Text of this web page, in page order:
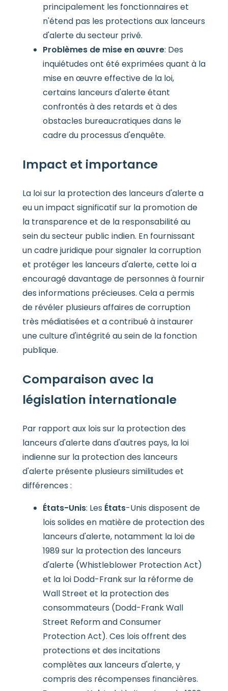
principalement les fonctionnaires et
n'étend pas les protections aux lanceurs
d'alerte du secteur privé.
Problèmes de mise en œuvre: Des
inquiétudes ont été exprimées quant à la
mise en œuvre effective de la loi,
certains lanceurs d'alerte étant
confrontés à des retards et à des
obstacles bureaucratiques dans le
cadre du processus d'enquête.
Impact et importance
La loi sur la protection des lanceurs d'alerte a
eu un impact significatif sur la promotion de
la transparence et de la responsabilité au
sein du secteur public indien. En fournissant
un cadre juridique pour signaler la corruption
et protéger les lanceurs d'alerte, cette loi a
encouragé davantage de personnes à fournir
des informations précieuses. Cela a permis
de révéler plusieurs affaires de corruption
très médiatisées et a contribué à instaurer
une culture d'intégrité au sein de la fonction
publique.
Comparaison avec la
législation internationale
Par rapport aux lois sur la protection des
lanceurs d'alerte dans d'autres pays, la loi
indienne sur la protection des lanceurs
d'alerte présente plusieurs similitudes et
différences :
États-Unis: Les États-Unis disposent de
lois solides en matière de protection des
lanceurs d'alerte, notamment la loi de
1989 sur la protection des lanceurs
d'alerte (Whistleblower Protection Act)
et la loi Dodd-Frank sur la réforme de
Wall Street et la protection des
consommateurs (Dodd-Frank Wall
Street Reform and Consumer
Protection Act). Ces lois offrent des
protections et des incitations
complètes aux lanceurs d'alerte, y
compris des récompenses financières.